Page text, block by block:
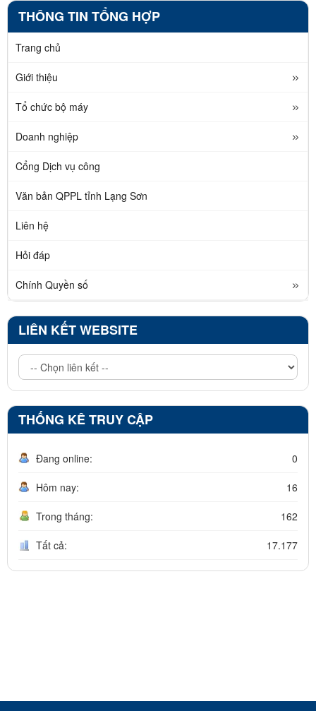
THÔNG TIN TỔNG HỢP
Trang chủ
Giới thiệu
Tổ chức bộ máy
Doanh nghiệp
Cổng Dịch vụ công
Văn bản QPPL tỉnh Lạng Sơn
Liên hệ
Hỏi đáp
Chính Quyền số
LIÊN KẾT WEBSITE
THỐNG KÊ TRUY CẬP
Đang online: 0
Hôm nay: 16
Trong tháng: 162
Tất cả: 17.177